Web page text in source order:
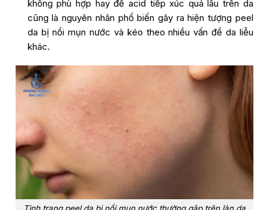
không phù hợp hay để acid tiếp xúc quá lâu trên da
cũng là nguyên nhân phổ biến gây ra hiện tượng peel
da bị nổi mụn nước và kéo theo nhiều vấn đề da liễu
khác.